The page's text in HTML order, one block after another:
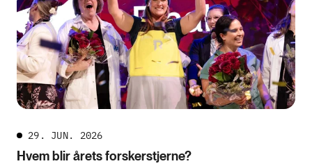
29. JUN. 2026
Hvem blir årets forskerstjerne?